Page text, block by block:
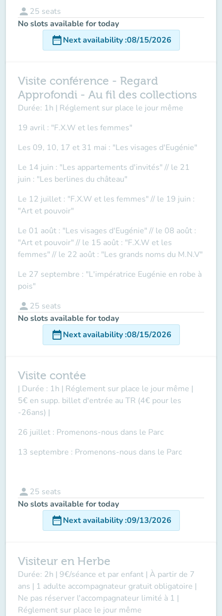
person 25 seats
No slots available for today
date_rangeNext availability:08/15/2026
Visite conférence - Regard
Approfondi - Au fil des collections
Durée: 1h | Réglement sur place le jour même
19 avril : "F.X.W et les femmes"
Les 09, 10, 17 et 31 mai : "Les visages d'Eugénie"
Le 14 juin : "Les appartements d'invités" // le 21
juin : "Les berlines du château"
Le 12 juillet : "F.X.W et les femmes" // le 19 juin :
"Art et pouvoir"
Le 01 août : "Les visages d'Eugénie" // le 08 août :
"Art et pouvoir" // le 15 août : "F.X.W et les
femmes" // le 22 août : "Les grands noms du M.N.V"
Le 27 septembre : "L'impératrice Eugénie en robe à
pois"
person 25 seats
No slots available for today
date_rangeNext availability:08/15/2026
Visite contée
| Durée : 1h | Réglement sur place le jour même |
5€ en supp. billet d'entrée au TR (4€ pour les
-26ans) |
26 juillet : Promenons-nous dans le Parc
13 septembre : Promenons-nous dans le Parc
person 25 seats
No slots available for today
date_rangeNext availability:09/13/2026
Visiteur en Herbe
Durée: 2h | 9€/séance et par enfant | À partir de 7
ans | 1 adulte accompagnateur gratuit obligatoire |
Ne pas réserver l'accompagnateur limité à 1 |
Réglement sur place le jour même